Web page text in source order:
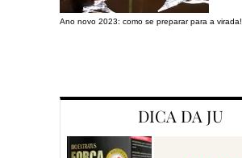
Ano novo 2023: como se preparar para a virada!
DICA DA JU